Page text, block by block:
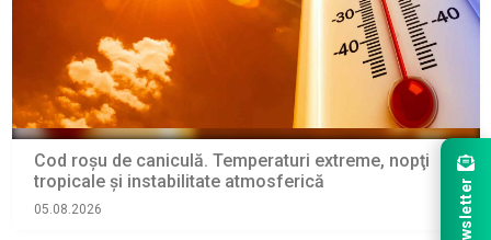
Cod roșu de caniculă. Temperaturi extreme, nopţi
tropicale şi instabilitate atmosferică
05.08.2026 Newsletter